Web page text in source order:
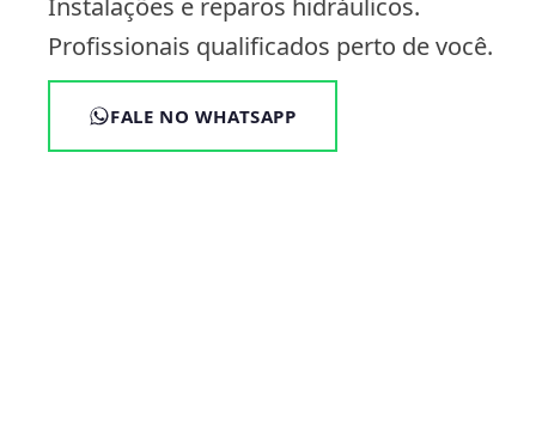
Profissionais qualificados perto de você.
FALE NO WHATSAPP